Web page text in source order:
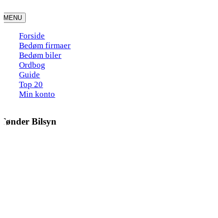
to
content
MENU
Forside
Bedøm firmaer
Bedøm biler
Ordbog
Guide
Top 20
Min konto
Bilsyn